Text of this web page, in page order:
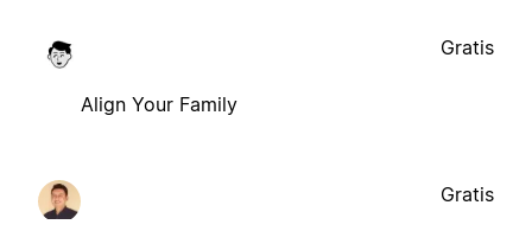
Align Your Family
Gratis
Gratis